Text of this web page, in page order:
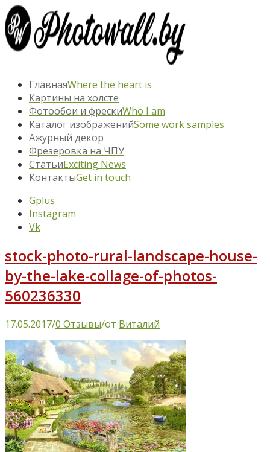
ГлавнаяWhere the heart is
Картины на холсте
Фотообои и фрескиWho I am
Каталог изображенийSome work samples
Ажурный декор
Фрезеровка на ЧПУ
СтатьиExciting News
КонтактыGet in touch
Gplus
Instagram
Vk
stock-photo-rural-landscape-house-
by-the-lake-collage-of-photos-
560236330
17.05.2017/0 Отзывы/от Виталий